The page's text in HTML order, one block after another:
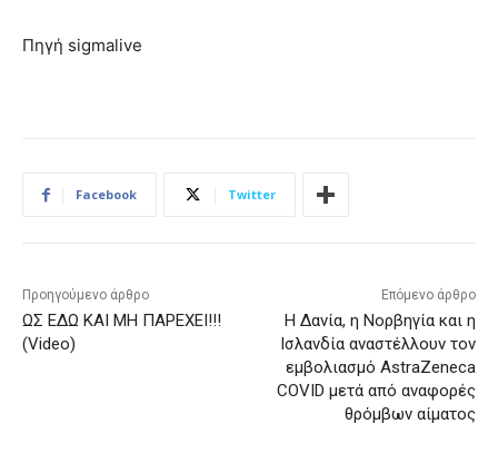
Πηγή sigmalive
Facebook Twitter
Προηγούμενο άρθρο
ΩΣ ΕΔΩ ΚΑΙ ΜΗ ΠΑΡΕXΕΙ!!!
(Video)
Επόμενο άρθρο
Η Δανία, η Νορβηγία και η
Ισλανδία αναστέλλουν τον
εμβολιασμό AstraZeneca
COVID μετά από αναφορές
θρόμβων αίματος